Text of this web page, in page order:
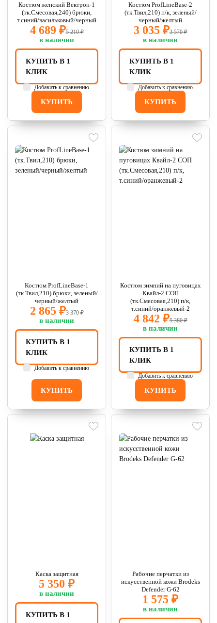
Костюм женский Вектрон-1
(тк.Смесовая,240) брюки,
т.синий/васильковый/черный
4 689 ₽5 210 ₽
в наличии
КУПИТЬ
КУПИТЬ В 1
КЛИК
Добавить к сравнению
Костюм ProfLineBase-2
(тк.Твил,210) п/к, зеленый/
черный/желтый
3 035 ₽3 570 ₽
в наличии
КУПИТЬ
КУПИТЬ В 1
КЛИК
Добавить к сравнению
Костюм ProfLineBase-1
(тк.Твил,210) брюки, зеленый/
черный/желтый
2 865 ₽3 370 ₽
в наличии
КУПИТЬ
КУПИТЬ В 1
КЛИК
Добавить к сравнению
Костюм зимний на пуговицах
Квайл-2 СОП
(тк.Смесовая,210) п/к,
т.синий/оранжевый-2
4 842 ₽5 380 ₽
в наличии
КУПИТЬ
КУПИТЬ В 1
КЛИК
Добавить к сравнению
Каска защитная
5 350 ₽
в наличии
КУПИТЬ В 1
Рабочие перчатки из
искусственной кожи Brodeks
Defender G-62
1 575 ₽
в наличии